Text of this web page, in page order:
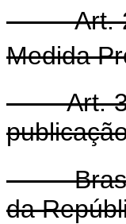
Art.
Medida
Art.
Brasília,
da